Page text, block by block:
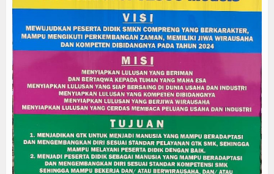
Ham
Internasional
Koleksi Video
Album Foto
E-Learning
Agenda